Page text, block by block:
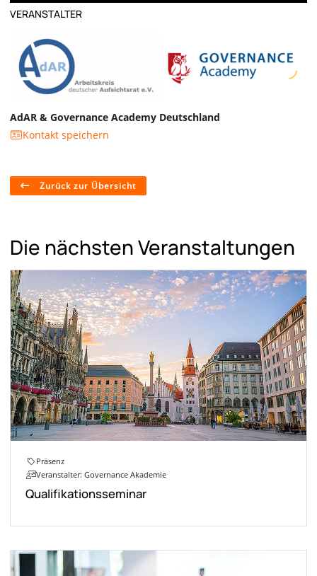
VERANSTALTER
AdAR & Governance Academy Deutschland
Kontakt speichern
Zurück zur Übersicht
Die nächsten Veranstaltungen
Präsenz
Veranstalter: Governance Akademie
Qualifikationsseminar